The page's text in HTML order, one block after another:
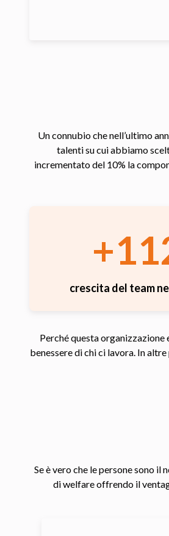
Un connubio che nell’ultimo
talenti su cui abbiamo
incrementato del 10% la
crescita del team
Perché questa organizzazione
benessere di chi ci lavora. In altre
Se è vero che le persone sono
di welfare offrendo il